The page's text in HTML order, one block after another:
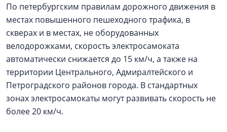
По петербургским правилам дорожного движения в
местах повышенного пешеходного трафика, в
скверах и в местах, не оборудованных
велодорожками, скорость электросамоката
автоматически снижается до 15 км/ч, а также на
территории Центрального, Адмиралтейского и
Петроградского районов города. В стандартных
зонах электросамокаты могут развивать скорость не
более 20 км/ч.